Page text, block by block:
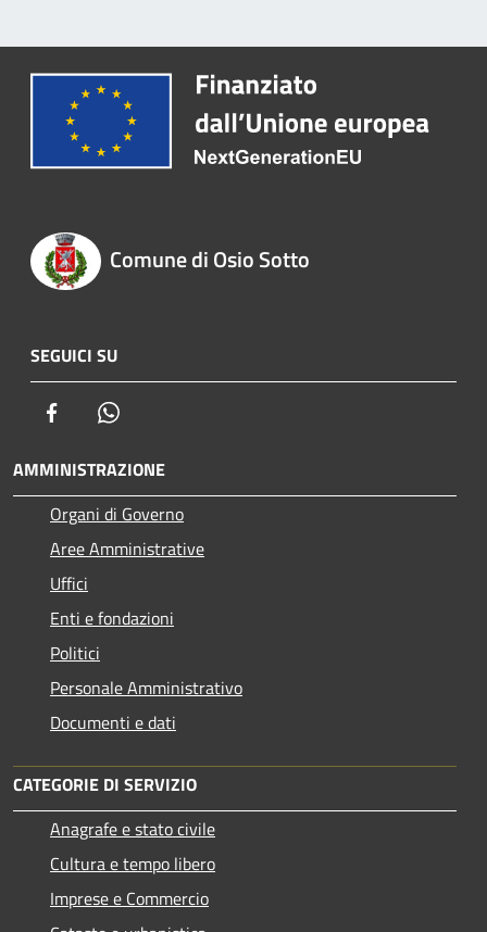
Comune di Osio Sotto
SEGUICI SU
Facebook
AMMINISTRAZIONE
Organi di Governo
Aree Amministrative
Uffici
Enti e fondazioni
Politici
Personale Amministrativo
Documenti e dati
CATEGORIE DI SERVIZIO
Anagrafe e stato civile
Cultura e tempo libero
Imprese e Commercio